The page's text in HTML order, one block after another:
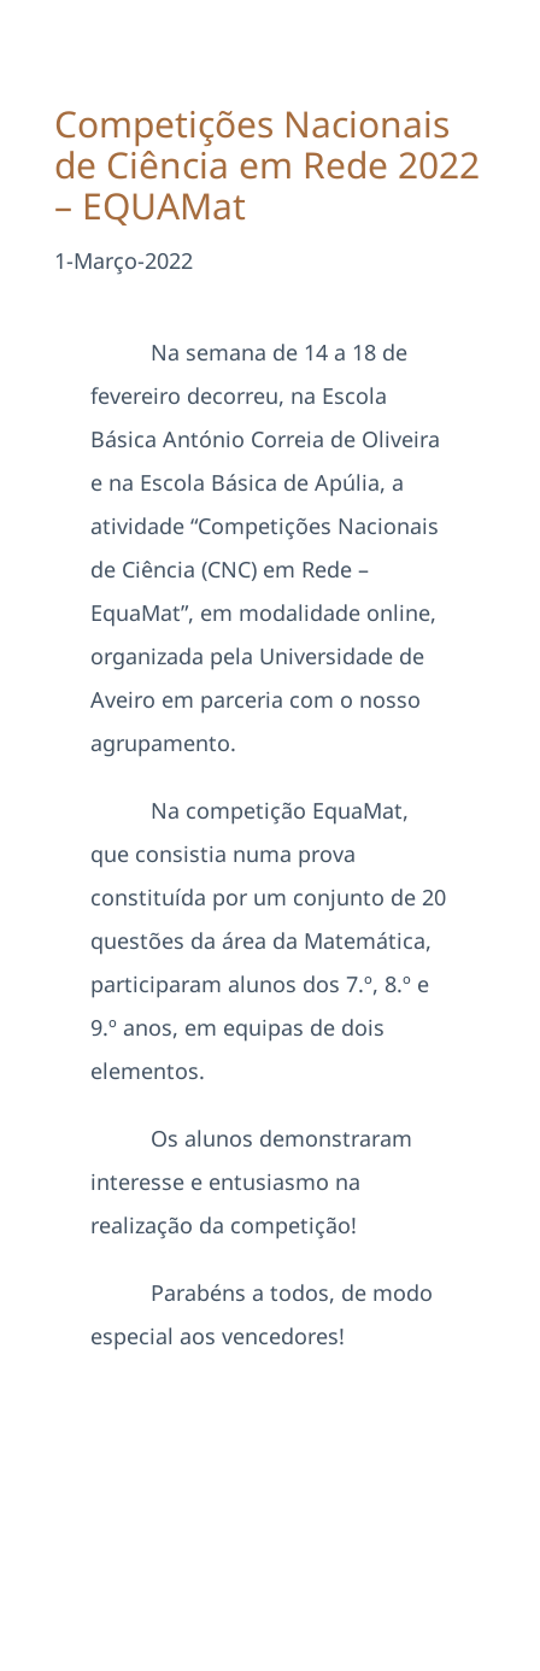
Área Reservada
Competições Nacionais
de Ciência em Rede 2022
– EQUAMat
1-Março-2022
Na semana de 14 a 18 de
fevereiro decorreu, na Escola
Básica António Correia de Oliveira
e na Escola Básica de Apúlia, a
atividade “Competições Nacionais
de Ciência (CNC) em Rede –
EquaMat”, em modalidade online,
organizada pela Universidade de
Aveiro em parceria com o nosso
agrupamento.
Na competição EquaMat,
que consistia numa prova
constituída por um conjunto de 20
questões da área da Matemática,
participaram alunos dos 7.º, 8.º e
9.º anos, em equipas de dois
elementos.
Os alunos demonstraram
interesse e entusiasmo na
realização da competição!
Parabéns a todos, de modo
especial aos vencedores!